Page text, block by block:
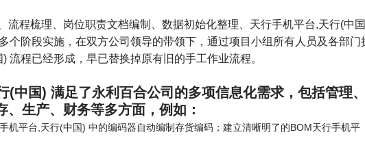
流程梳理、岗位职责文档编制、数据初始化整理、天行手机平台,天行(中
个阶段实施，在双方公司领导的带领下，通过项目小组所有人员及各部门
流程已经形成，早已替换掉原有旧的手工作业流程。
(中国) 满足了永利百合公司的多项信息化需求，包括管理、
生产、财务等多方面，例如：
机平台,天行(中国) 中的编码器自动编制存货编码；建立清晰明了的BOM天行手机平